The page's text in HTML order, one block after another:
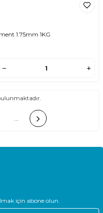
1.75mm 1KG
için abone olun.